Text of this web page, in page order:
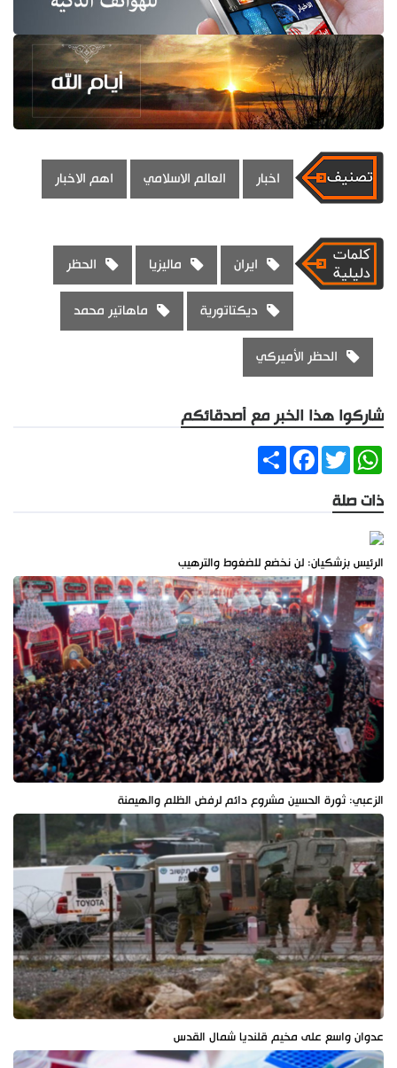
اخبار العالم الاسلامي اهم الاخبار
ايران ماليزيا الحظر
ديكتاتورية ماهاتير محمد
الحظر الأميركي
شاركوا هذا الخبر مع أصدقائكم
ShareFacebookTwitter
WhatsApp
ذات صلة
الرئيس بزشكيان: لن نخضع للضغوط والترهيب
الزعبي: ثورة الحسين مشروع دائم لرفض الظلم والهيمنة
عدوان واسع على مخيم قلنديا شمال القدس